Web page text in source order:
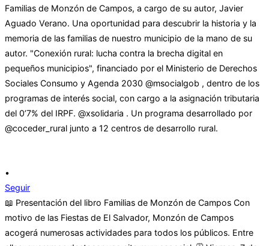
•
Seguir
📖 Presentación del libro Familias de Monzón de Campos Con
motivo de las Fiestas de El Salvador, Monzón de Campos
acogerá numerosas actividades para todos los públicos. Entre